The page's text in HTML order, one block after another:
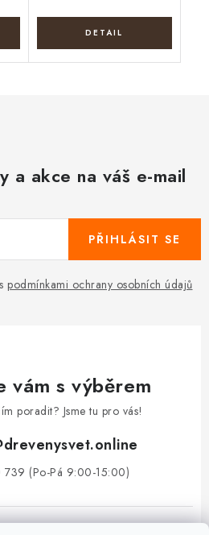
a akce na váš e-mail
podmínkami ochrany osobních údajů
PŘIHLÁSIT SE
vám s výběrem
poradit? Jsme tu pro vás!
drevenysvet.online
(Po-Pá 9:00-15:00)